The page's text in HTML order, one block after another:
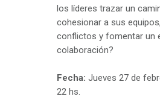
los líderes trazar un
cohesionar a sus
conflictos y fomentar un
colaboración?
Fecha: Jueves 27 de
22 hs.